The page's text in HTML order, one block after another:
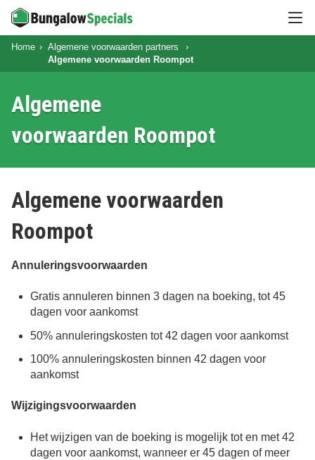
Home
Algemene voorwaarden partners
Algemene voorwaarden Roompot
Algemene
voorwaarden Roompot
Algemene voorwaarden
Roompot
Annuleringsvoorwaarden
Gratis annuleren binnen 3 dagen na boeking, tot 45
dagen voor aankomst
50% annuleringskosten tot 42 dagen voor aankomst
100% annuleringskosten binnen 42 dagen voor
aankomst
Wijzigingsvoorwaarden
Het wijzigen van de boeking is mogelijk tot en met 42
dagen voor aankomst, wanneer er 45 dagen of meer